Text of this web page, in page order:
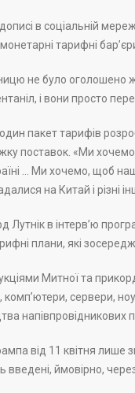
в соціальній
тарифні
не було оголошено
і вони просто
пакет тарифів
поставок. «Ми хочемо,
… Ми хочемо, щоб
на Китай і різні
Лутнік в інтерв’ю
плани, які
Митної та
сервери,
напівпровідникових
від 11 квітня лише
введені, ймовірно,